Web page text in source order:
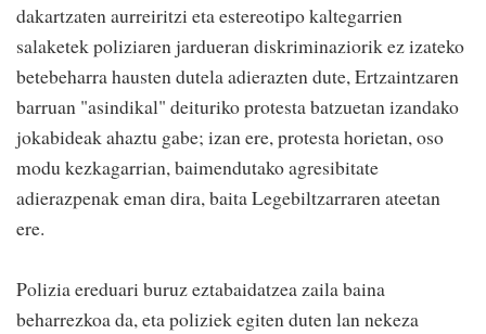
dakartzaten aurreiritzi eta estereotipo kaltegarrien
salaketek poliziaren jardueran diskriminaziorik ez izateko
betebeharra hausten dutela adierazten dute, Ertzaintzaren
barruan "asindikal" deituriko protesta batzuetan izandako
jokabideak ahaztu gabe; izan ere, protesta horietan, oso
modu kezkagarrian, baimendutako agresibitate
adierazpenak eman dira, baita Legebiltzarraren ateetan
ere.
Polizia ereduari buruz eztabaidatzea zaila baina
beharrezkoa da, eta poliziek egiten duten lan nekeza